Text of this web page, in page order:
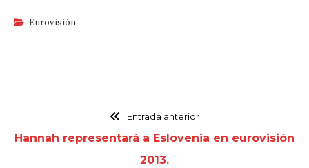
Eurovisión
Entrada anterior
Hannah representará a Eslovenia en eurovisión
2013.